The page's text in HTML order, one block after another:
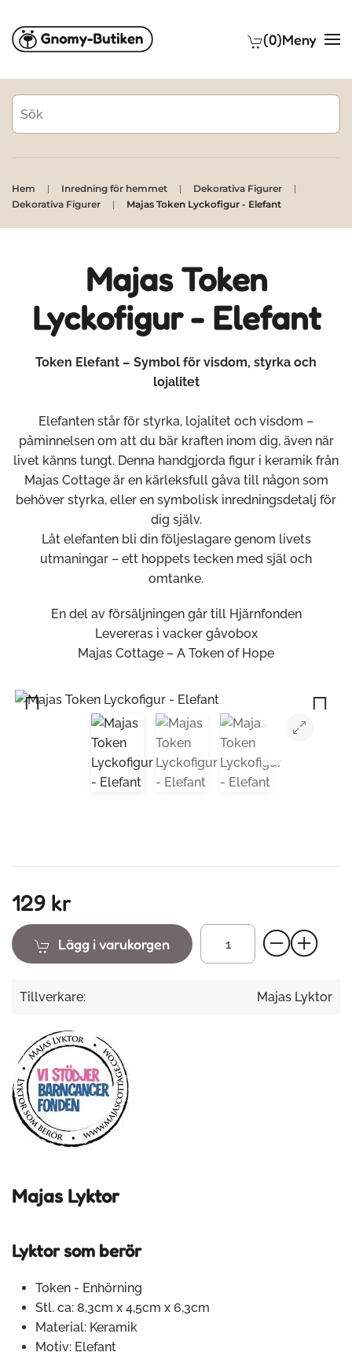
Skip to main content (0)Meny
Hem Inredning för hemmet
Dekorativa Figurer
Dekorativa Figurer
Majas Token Lyckofigur - Elefant
Majas Token
Lyckofigur - Elefant
Token Elefant – Symbol för visdom, styrka och
lojalitet
Elefanten står för styrka, lojalitet och visdom –
påminnelsen om att du bär kraften inom dig, även när
livet känns tungt. Denna handgjorda figur i keramik från
Majas Cottage är en kärleksfull gåva till någon som
behöver styrka, eller en symbolisk inredningsdetalj för
dig själv.
Låt elefanten bli din följeslagare genom livets
utmaningar – ett hoppets tecken med själ och
omtanke.
En del av försäljningen går till Hjärnfonden
Levereras i vacker gåvobox
Majas Cottage – A Token of Hope
129 kr
Lägg i varukorgen
Tillverkare: Majas Lyktor
Majas Lyktor
Lyktor som berör
Token - Enhörning
Stl. ca: 8,3cm x 4,5cm x 6,3cm
Material: Keramik
Motiv: Elefant